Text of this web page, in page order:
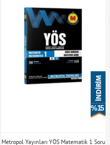
% 15
Metropol Yayınları YÖS Matematik 1 Soru